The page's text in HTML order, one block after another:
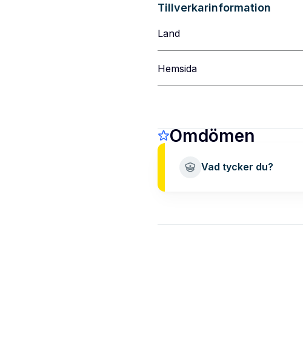
Tillverkarinformation
Land
Hemsida
Omdömen
Vad tycker du?